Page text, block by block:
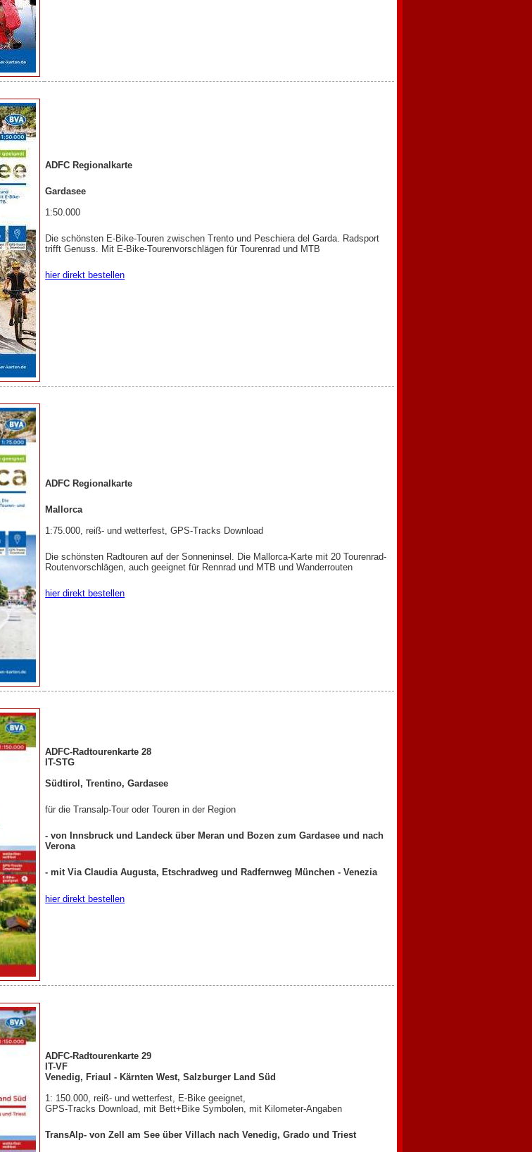
ADFC Regionalkarte
Gardasee
1:50.000
Die schönsten E-Bike-Touren zwischen Trento und Peschiera del Garda. Radsport
trifft Genuss. Mit E-Bike-Tourenvorschlägen für Tourenrad und MTB
hier direkt bestellen
ADFC Regionalkarte
Mallorca
1:75.000, reiß- und wetterfest, GPS-Tracks Download
Die schönsten Radtouren auf der Sonneninsel. Die Mallorca-Karte mit 20 Tourenrad-
Routenvorschlägen, auch geeignet für Rennrad und MTB und Wanderrouten
hier direkt bestellen
ADFC-Radtourenkarte 28
IT-STG
Südtirol, Trentino, Gardasee
für die Transalp-Tour oder Touren in der Region
- von Innsbruck und Landeck über Meran und Bozen zum Gardasee und nach
Verona
- mit Via Claudia Augusta, Etschradweg und Radfernweg München - Venezia
hier direkt bestellen
ADFC-Radtourenkarte 29
IT-VF
Venedig, Friaul - Kärnten West, Salzburger Land Süd
1: 150.000, reiß- und wetterfest, E-Bike geeignet,
GPS-Tracks Download, mit Bett+Bike Symbolen, mit Kilometer-Angaben
TransAlp- von Zell am See über Villach nach Venedig, Grado und Triest